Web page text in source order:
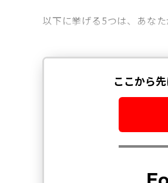
以下に挙げる5つは、あな